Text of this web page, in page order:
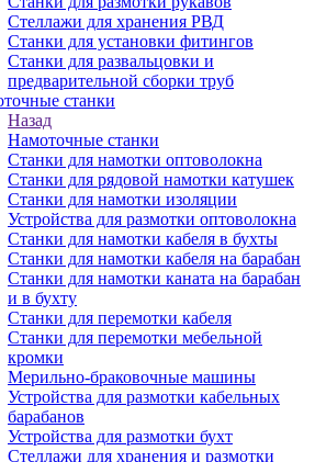
Стеллажи для хранения РВД
Станки для установки фитингов
Станки для развальцовки и
предварительной сборки труб
станки
Назад
Намоточные станки
Станки для намотки оптоволокна
Станки для рядовой намотки катушек
Станки для намотки изоляции
Устройства для размотки оптоволокна
Станки для намотки кабеля в бухты
Станки для намотки кабеля на барабан
Станки для намотки каната на барабан
и в бухту
Станки для перемотки кабеля
Станки для перемотки мебельной
кромки
Мерильно-браковочные машины
Устройства для размотки кабельных
барабанов
Устройства для размотки бухт
Стеллажи для хранения и размотки